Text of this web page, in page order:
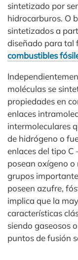
sintetizado por
hidrocarburos. O
sintetizados a
diseñado para tal
combustibles
moléculas se
propiedades en
enlaces
intermoleculares
de hidrógeno o
enlaces del tipo C
posean oxígeno o
grupos
poseen azufre,
implica que la
características
siendo gaseosos
puntos de fusión